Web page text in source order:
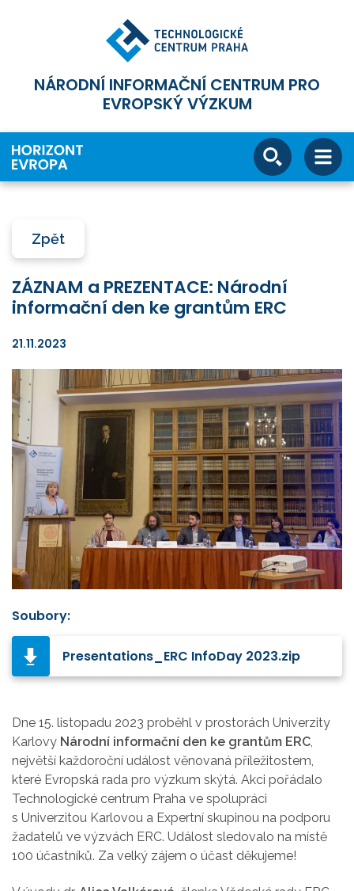
NÁRODNÍ INFORMAČNÍ CENTRUM PRO
EVROPSKÝ VÝZKUM
Zpět
ZÁZNAM a PREZENTACE: Národní
informační den ke grantům ERC
21.11.2023
Soubory:
Presentations_ERC InfoDay 2023.zip
Dne 15. listopadu 2023 proběhl v prostorách Univerzity
Karlovy Národní informační den ke grantům ERC
největší každoroční událost věnovaná příležitostem,
které Evropská rada pro výzkum skýtá. Akci pořádalo
Technologické centrum Praha ve spolupráci
s Univerzitou Karlovou a Expertní skupinou na podporu
žadatelů ve výzvách ERC. Událost sledovalo na místě
100 účastníků. Za velký zájem o účast děkujeme!